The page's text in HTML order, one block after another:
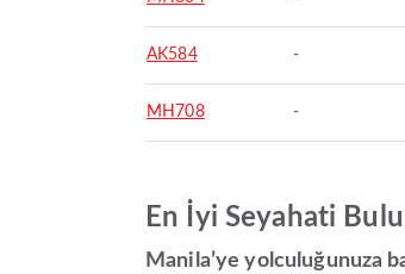
AK584 -
MH708 -
En İyi Seyahati
Manila’ye yolculuğunuza